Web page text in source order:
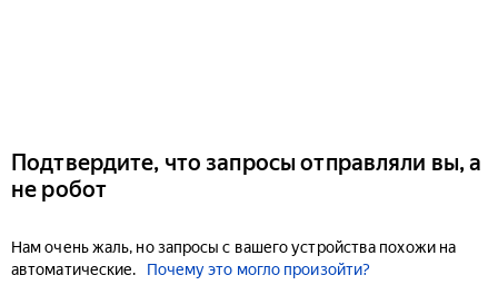
Подтвердите, что запросы отправляли вы, а
не робот
Нам очень жаль, но запросы с вашего устройства похожи на
автоматические.
Почему это могло произойти?